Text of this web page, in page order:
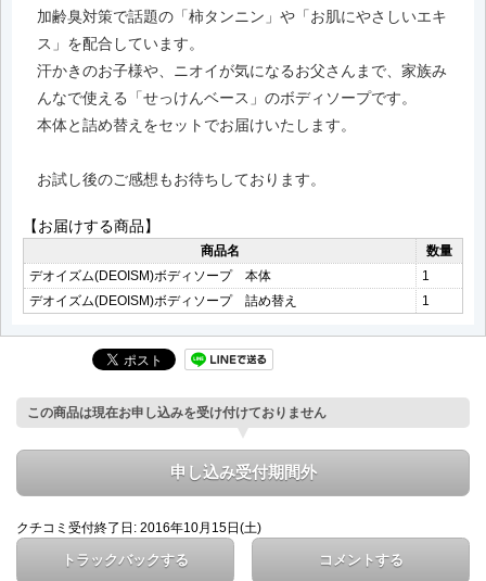
加齢臭対策で話題の「柿タンニン」や「お肌にやさしいエキ
ス」を配合しています。
汗かきのお子様や、ニオイが気になるお父さんまで、家族み
んなで使える「せっけんベース」のボディソープです。
本体と詰め替えをセットでお届けいたします。
お試し後のご感想もお待ちしております。
【お届けする商品】
商品名
数量
デオイズム(DEOISM)ボディソープ 本体
1
デオイズム(DEOISM)ボディソープ 詰め替え
1
この商品は現在お申し込みを受け付けておりません
申し込み受付期間外
クチコミ受付終了日: 2016年10月15日(土)
トラックバックする コメントする